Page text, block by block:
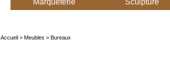
Marqueterie Sculpture
Accueil > Meubles > Bureaux